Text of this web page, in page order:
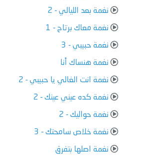
نغمة بعد الليالي - 2
نغمة معاك برتاح - 1
نغمة حبيبي - 3
نغمة هنساك أنا
نغمة انت الغالي يا حبيبي - 2
نغمة كده عيني عينك - 2
نغمة حواليك - 2
نغمة خلاص سامحتك - 3
نغمة اصلها بتفرق